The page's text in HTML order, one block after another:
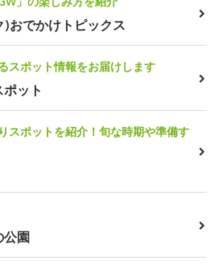
おでかけトピックス
スポット情報をお届けします
ット
スポットを紹介！旬な時期や準備す
公園